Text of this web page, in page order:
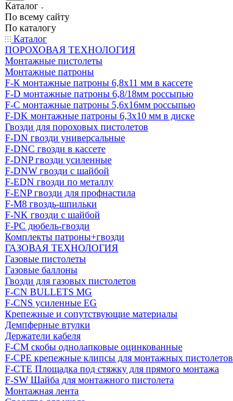
Каталог
По всему сайту
По каталогу
Каталог
ПОРОХОВАЯ ТЕХНОЛОГИЯ
Монтажные пистолеты
Монтажные патроны
F-К монтажные патроны 6,8х11 мм в кассете
F-D монтажные патроны 6,8/18мм россыпью
F-C монтажные патроны 5,6х16мм россыпью
F-DK монтажные патроны 6,3х10 мм в диске
Гвозди для пороховых пистолетов
F-DN гвозди универсальные
F-DNC гвозди в кассете
F-DNP гвозди усиленные
F-DNW гвозди с шайбой
F-EDN гвозди по металлу
F-ENP гвозди для профнастила
F-M8 гвоздь-шпильки
F-NK гвозди с шайбой
F-PC дюбель-гвозди
Комплекты патроны+гвозди
ГАЗОВАЯ ТЕХНОЛОГИЯ
Газовые пистолеты
Газовые баллоны
Гвозди для газовых пистолетов
F-CN BULLETS MG
F-CNS усиленные EG
Крепежные и сопутствующие материалы
Демпферные втулки
Держатели кабеля
F-CM скобы однолапковые оцинкованные
F-CPE крепежные клипсы для монтажных пистолетов
F-CTE Площадка под стяжку для прямого монтажа
F-SW Шайба для монтажного пистолета
Монтажная лента